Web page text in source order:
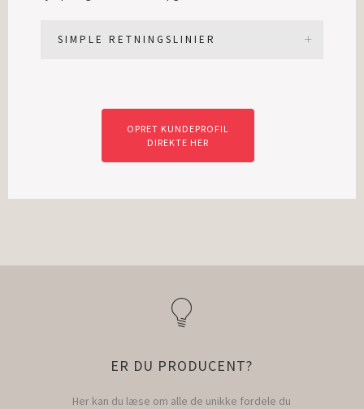
SIMPLE RETNINGSLINIER
OPRET KUNDEPROFIL
DIREKTE HER
ER DU PRODUCENT?
Her kan du læse om alle de unikke fordele du